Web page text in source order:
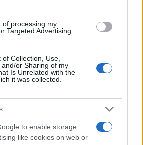
of processing my
Targeted Advertising.
Collection, Use,
or Sharing of my
Is Unrelated with the
it was collected.
to enable storage
like cookies on web or
πλοία απομακρύνθηκαν,
συνέχισε κανονικά τις
επιχειρεί βάσει σχετικής
από τις ελληνικές αρχές
αναγνωρισμένων
υποθαλάσσιων καλωδίων.
πρόκειται για μεμονωμένο
το «Ocean Link» έχει βρεθεί και